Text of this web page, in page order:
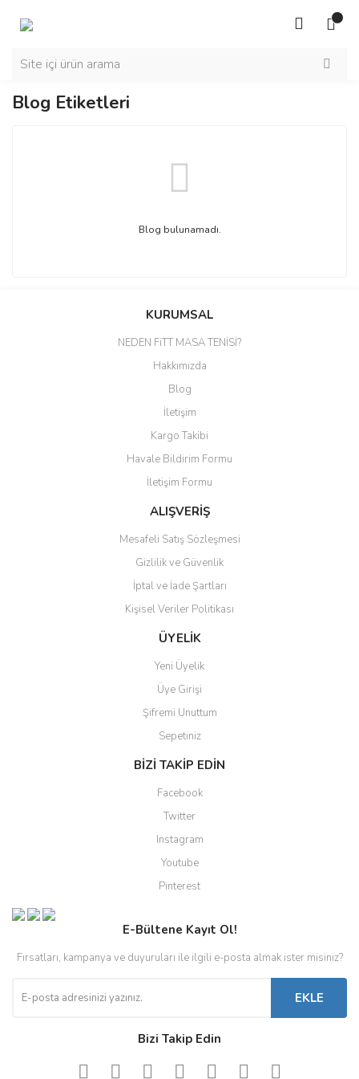
Blog Etiketleri
Blog bulunamadı.
KURUMSAL
NEDEN FiTT MASA TENİSİ?
Hakkımızda
Blog
İletişim
Kargo Takibi
Havale Bildirim Formu
İletişim Formu
ALIŞVERİŞ
Mesafeli Satış Sözleşmesi
Gizlilik ve Güvenlik
İptal ve İade Şartları
Kişisel Veriler Politikası
ÜYELİK
Yeni Üyelik
Üye Girişi
Şifremi Unuttum
Sepetiniz
BİZİ TAKİP EDİN
Facebook
Twitter
Instagram
Youtube
Pinterest
E-Bültene Kayıt Ol!
Fırsatları, kampanya ve duyuruları ile ilgili e-posta almak ister misiniz?
EKLE
Bizi Takip Edin